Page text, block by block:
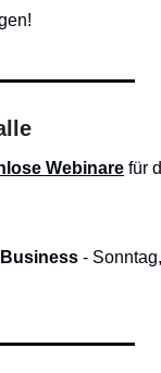
Webinare für